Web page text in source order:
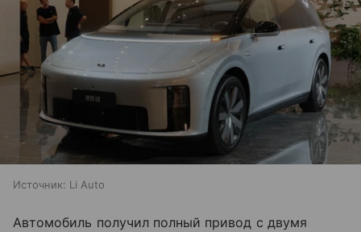
Источник: Li Auto
Автомобиль получил полный привод с двумя